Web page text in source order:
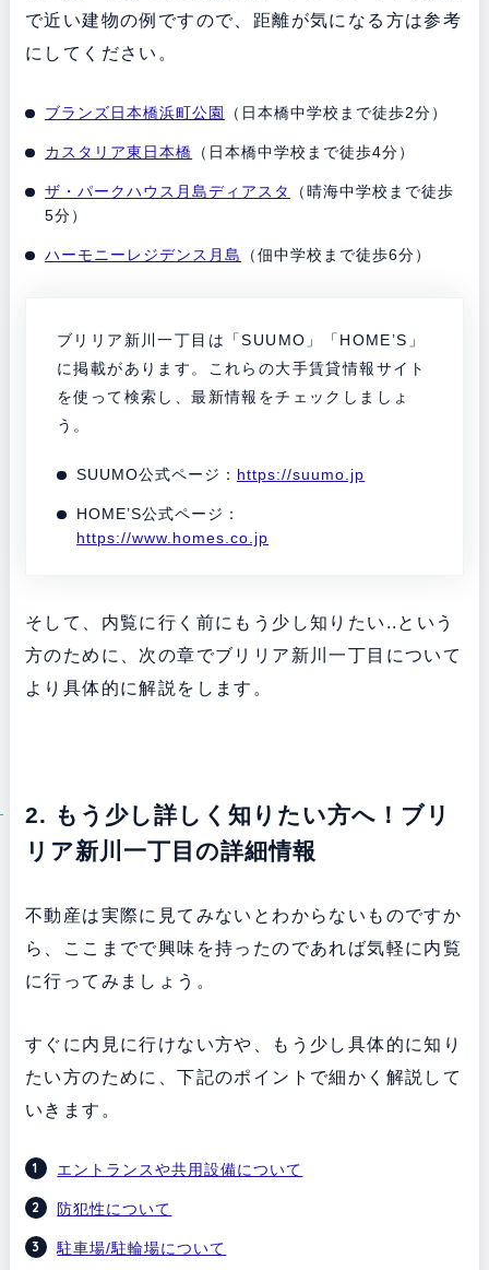
で近い建物の例ですので、距離が気になる方は参考
にしてください。
ブランズ日本橋浜町公園 （日本橋中学校まで徒歩2分）
カスタリア東日本橋 （日本橋中学校まで徒歩4分）
ザ・パークハウス月島ディアスタ
（晴海中学校まで徒歩
5分）
ハーモニーレジデンス月島 （佃中学校まで徒歩6分）
ブリリア新川一丁目は「SUUMO」「HOME’S」
に掲載があります。これらの大手賃貸情報サイト
を使って検索し、最新情報をチェックしましょ
う。
SUUMO公式ページ： https://suumo.jp
HOME’S公式ページ：
https://www.homes.co.jp
そして、内覧に行く前にもう少し知りたい..という
方のために、次の章でブリリア新川一丁目について
より具体的に解説をします。
2. もう少し詳しく知りたい方へ！ブリ
リア新川一丁目の詳細情報
不動産は実際に見てみないとわからないものですか
ら、ここまでで興味を持ったのであれば気軽に内覧
に行ってみましょう。
すぐに内見に行けない方や、もう少し具体的に知り
たい方のために、下記のポイントで細かく解説して
いきます。
エントランスや共用設備について
防犯性について
駐車場/駐輪場について